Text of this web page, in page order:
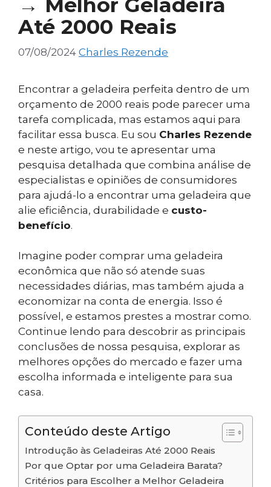
Até 2000 Reais
07/08/2024 Charles Rezende
Encontrar a geladeira perfeita dentro de um
orçamento de 2000 reais pode parecer uma
tarefa complicada, mas estamos aqui para
facilitar essa busca. Eu sou Charles Rezende
e neste artigo, vou te apresentar uma
pesquisa detalhada que combina análise de
especialistas e opiniões de consumidores
para ajudá-lo a encontrar uma geladeira que
alie eficiência, durabilidade e custo-
benefício.
Imagine poder comprar uma geladeira
econômica que não só atende suas
necessidades diárias, mas também ajuda a
economizar na conta de energia. Isso é
possível, e estamos prestes a mostrar como.
Continue lendo para descobrir as principais
conclusões de nossa pesquisa, explorar as
melhores opções do mercado e fazer uma
escolha informada e inteligente para sua
casa.
Conteúdo deste Artigo
Introdução às Geladeiras Até 2000 Reais
Por que Optar por uma Geladeira Barata?
Critérios para Escolher a Melhor Geladeira